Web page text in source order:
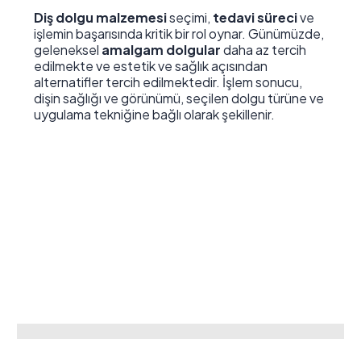
Diş dolgu malzemesiseçimi, tedavi sürecive
işlemin başarısında kritik bir rol oynar. Günümüzde,
geleneksel amalgam dolgulardaha az tercih
edilmekte ve estetik ve sağlık açısından
alternatifler tercih edilmektedir. İşlem sonucu,
dişin sağlığı ve görünümü, seçilen dolgu türüne ve
uygulama tekniğine bağlı olarak şekillenir.